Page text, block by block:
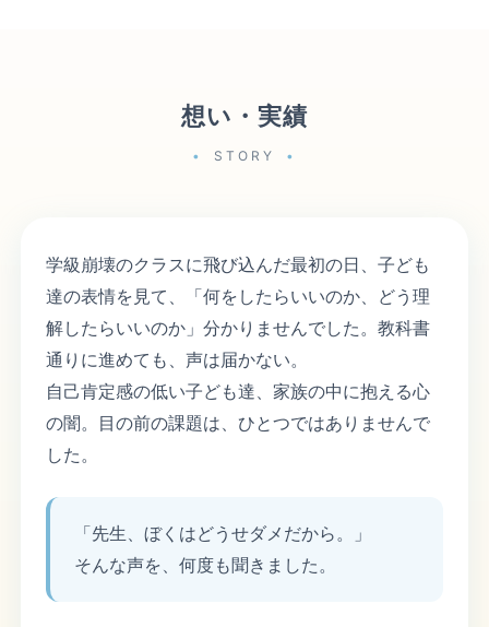
想い・実績
STORY
学級崩壊のクラスに飛び込んだ最初の日、子ども
達の表情を見て、「何をしたらいいのか、どう理
解したらいいのか」分かりませんでした。教科書
通りに進めても、声は届かない。
自己肯定感の低い子ども達、家族の中に抱える心
の闇。目の前の課題は、ひとつではありませんで
した。
「先生、ぼくはどうせダメだから。」
そんな声を、何度も聞きました。